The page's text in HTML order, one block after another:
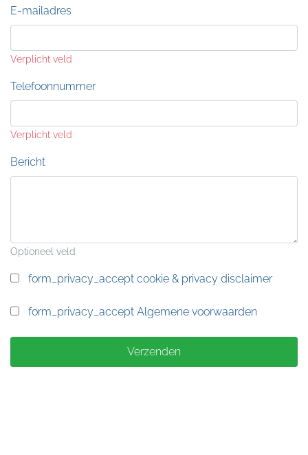
E-mailadres
Verplicht veld
Telefoonnummer
Verplicht veld
Bericht
Optioneel veld
form_privacy_accept cookie & privacy disclaimer
form_privacy_accept Algemene voorwaarden
Verzenden